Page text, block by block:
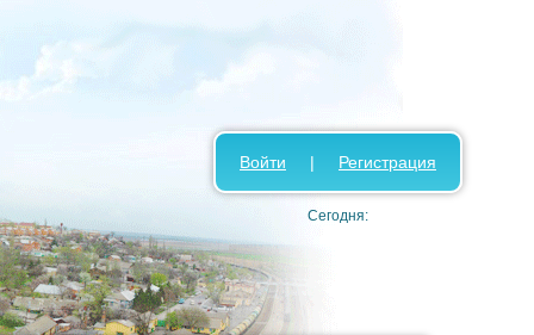
Войти | Регистрация
Сегодня: